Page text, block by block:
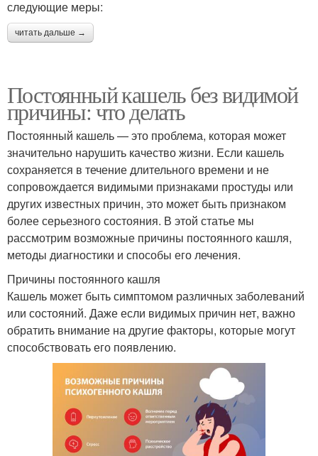
следующие меры:
читать дальше →
Постоянный кашель без видимой
причины: что делать
Постоянный кашель — это проблема, которая может
значительно нарушить качество жизни. Если кашель
сохраняется в течение длительного времени и не
сопровождается видимыми признаками простуды или
других известных причин, это может быть признаком
более серьезного состояния. В этой статье мы
рассмотрим возможные причины постоянного кашля,
методы диагностики и способы его лечения.
Причины постоянного кашля
Кашель может быть симптомом различных заболеваний
или состояний. Даже если видимых причин нет, важно
обратить внимание на другие факторы, которые могут
способствовать его появлению.